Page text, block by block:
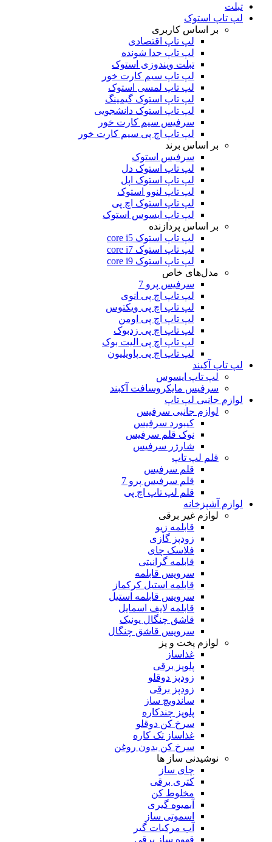
تبلت
لپ تاپ استوک
بر اساس کاربری
لپ تاپ اقتصادی
لپ تاپ جدا شونده
تبلت ویندوزی استوک
لپ تاپ سیم کارت خور
لپ تاپ لمسی استوک
لپ تاپ استوک گیمینگ
لپ تاپ استوک دانشجویی
سرفیس سیم کارت خور
لپ تاپ اچ پی سیم کارت خور
بر اساس برند
سرفیس استوک
لپ تاپ استوک دل
لپ تاپ استوک اپل
لپ تاپ لنوو استوک
لپ تاپ استوک اچ پی
لپ تاپ ایسوس استوک
بر اساس پردازنده
لپ تاپ استوک core i5
لپ تاپ استوک core i7
لپ تاپ استوک core i9
مدل‌های خاص
سرفیس پرو 7
لپ تاپ اچ پی انوی
لپ تاپ اچ پی ویکتوس
لپ تاپ اچ پی اومن
لپ تاپ اچ پی زدبوک
لپ تاپ اچ پی الیت بوک
لپ تاپ اچ پی پاویلیون
لپ تاپ آکبند
لپ تاپ ایسوس
سرفیس مایکروسافت آکبند
لوازم جانبی لپ تاپ
لوازم جانبی سرفیس
کیبورد سرفیس
نوک قلم سرفیس
شارژر سرفیس
قلم لپ تاپ
قلم سرفیس
قلم سرفیس پرو 7
قلم لپ تاپ اچ پی
لوازم آشپزخانه
لوازم غیر برقی
قابلمه زیو
زودپز گازی
فلاسک چای
قابلمه گرانیتی
سرویس قابلمه
قابلمه استیل کرکماز
سرویس قابلمه استیل
قابلمه لایف اسمایل
قاشق چنگال یونیک
سرویس قاشق چنگال
لوازم پخت و پز
غذاساز
پلوپز برقی
زودپز دوقلو
زودپز برقی
ساندویچ ساز
پلوپز چندکاره
سرخ کن دوقلو
غذاساز تک کاره
سرخ کن بدون روغن
نوشیدنی ساز ها
چای ساز
کتری برقی
مخلوط کن
آبمیوه گیری
اسموتی ساز
آب مرکبات گیر
قهوه ساز برقی